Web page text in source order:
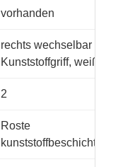
vorhanden
rechts wechselbar /
Kunststoffgriff, weiß
2
Roste
kunststoffbeschichtet